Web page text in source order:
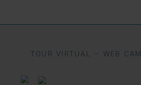
TOUR VIRTUAL – WEB CAM